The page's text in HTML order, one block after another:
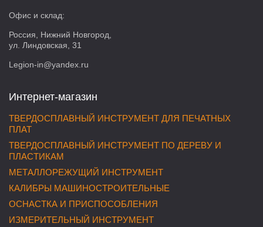
Офис и склад:
Россия, Нижний Новгород,
ул. Линдовская, 31
Legion-in@yandex.ru
Интернет-магазин
ТВЕРДОСПЛАВНЫЙ ИНСТРУМЕНТ ДЛЯ ПЕЧАТНЫХ
ПЛАТ
ТВЕРДОСПЛАВНЫЙ ИНСТРУМЕНТ ПО ДЕРЕВУ И
ПЛАСТИКАМ
МЕТАЛЛОРЕЖУЩИЙ ИНСТРУМЕНТ
КАЛИБРЫ МАШИНОСТРОИТЕЛЬНЫЕ
ОСНАСТКА И ПРИСПОСОБЛЕНИЯ
ИЗМЕРИТЕЛЬНЫЙ ИНСТРУМЕНТ